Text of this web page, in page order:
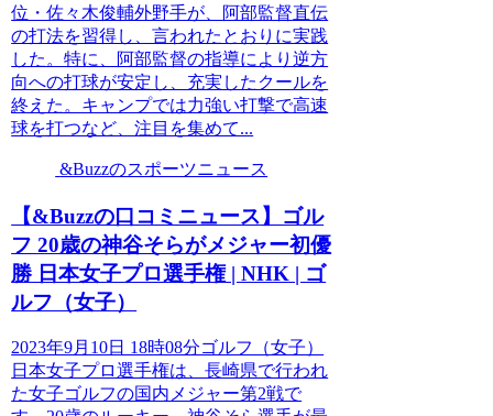
位・佐々木俊輔外野手が、阿部監督直伝
の打法を習得し、言われたとおりに実践
した。特に、阿部監督の指導により逆方
向への打球が安定し、充実したクールを
終えた。キャンプでは力強い打撃で高速
球を打つなど、注目を集めて...
&Buzzのスポーツニュース
【&Buzzの口コミニュース】ゴル
フ 20歳の神谷そらがメジャー初優
勝 日本女子プロ選手権 | NHK | ゴ
ルフ（女子）
2023年9月10日 18時08分ゴルフ（女子）
日本女子プロ選手権は、長崎県で行われ
た女子ゴルフの国内メジャー第2戦で